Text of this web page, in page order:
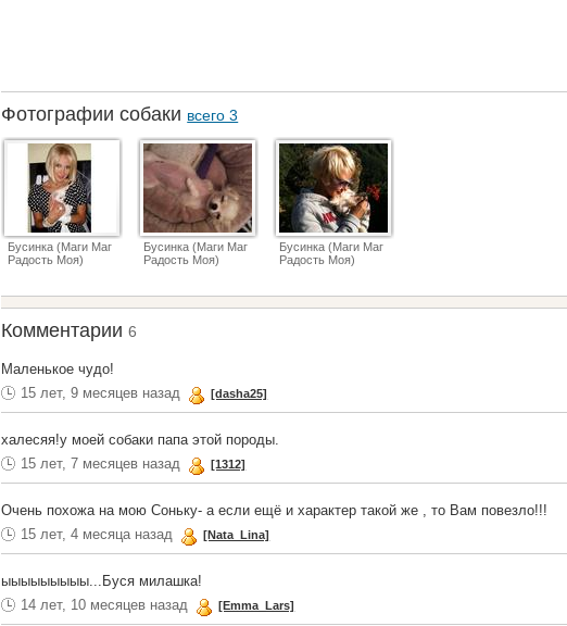
Фотографии собаки всего 3
Бусинка (Маги Маг
Радость Моя)
Бусинка (Маги Маг
Радость Моя)
Бусинка (Маги Маг
Радость Моя)
Комментарии6
Маленькое чудо!
15 лет, 9 месяцев назад
[dasha25]
халесяя!у моей собаки папа этой породы.
15 лет, 7 месяцев назад
[1312]
Очень похожа на мою Соньку- а если ещё и характер такой же , то Вам повезло!!!
15 лет, 4 месяца назад
[Nata_Lina]
ыыыыыыыыы...Буся милашка!
14 лет, 10 месяцев назад
[Emma_Lars]